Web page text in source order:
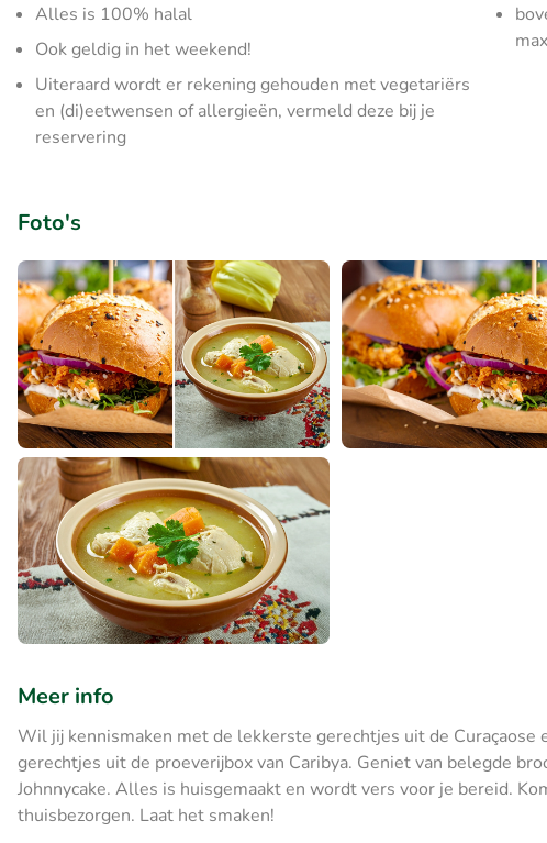
Alles is 100% halal
Ook geldig in het weekend!
Uiteraard wordt er rekening gehouden met vegetariërs
en (di)eetwensen of allergieën, vermeld deze bij je
reservering
Foto's
Meer info
Wil jij kennismaken met de lekkerste gerechtjes uit de Curaçaose
gerechtjes uit de proeverijbox van Caribya. Geniet van belegde
Johnnycake. Alles is huisgemaakt en wordt vers voor je bereid.
thuisbezorgen. Laat het smaken!